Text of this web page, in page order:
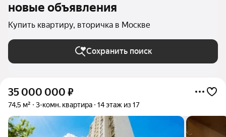
новые объявления
Купить квартиру, вторичка в Москве
Сохранить поиск
35 000 000 ₽
74,5 м² 3-комн. квартира 14 этаж из 17